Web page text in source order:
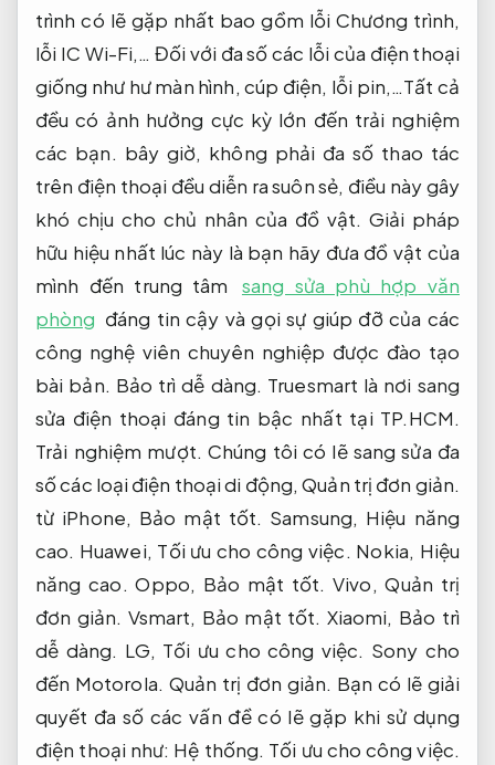
trình có lẽ gặp nhất bao gồm lỗi Chương trình,
lỗi IC Wi-Fi,… Đối với đa số các lỗi của điện thoại
giống như hư màn hình, cúp điện, lỗi pin,…Tất cả
đều có ảnh hưởng cực kỳ lớn đến trải nghiệm
các bạn. bây giờ, không phải đa số thao tác
trên điện thoại đều diễn ra suôn sẻ, điều này gây
khó chịu cho chủ nhân của đồ vật. Giải pháp
hữu hiệu nhất lúc này là bạn hãy đưa đồ vật của
mình đến trung tâm
sang sửa phù hợp văn
phòng đáng tin cậy và gọi sự giúp đỡ của các
công nghệ viên chuyên nghiệp được đào tạo
bài bản. Bảo trì dễ dàng. Truesmart là nơi sang
sửa điện thoại đáng tin bậc nhất tại TP.HCM.
Trải nghiệm mượt. Chúng tôi có lẽ sang sửa đa
số các loại điện thoại di động,Quản trị đơn giản.
từ iPhone, Bảo mật tốt. Samsung, Hiệu năng
cao. Huawei, Tối ưu cho công việc. Nokia, Hiệu
năng cao. Oppo, Bảo mật tốt. Vivo,Quản trị
đơn giản. Vsmart, Bảo mật tốt. Xiaomi, Bảo trì
dễ dàng. LG, Tối ưu cho công việc. Sony cho
đến Motorola. Quản trị đơn giản. Bạn có lẽ giải
quyết đa số các vấn đề có lẽ gặp khi sử dụng
điện thoại như: Hệ thống. Tối ưu cho công việc.